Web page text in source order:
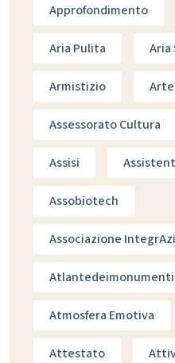
Approfondimento
Aria Pulita Aria
Armistizio Arte
Assessorato Cultura
Assisi
Assobiotech
Associazione
Atlantedeimonumenti
Atmosfera Emotiva
Attestato